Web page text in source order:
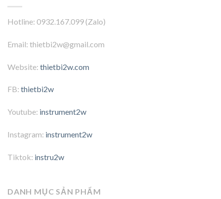
Hotline: 0932.167.099 (Zalo)
Email: thietbi2w@gmail.com
Website: thietbi2w.com
FB: thietbi2w
Youtube: instrument2w
Instagram: instrument2w
Tiktok: instru2w
DANH MỤC SẢN PHẨM